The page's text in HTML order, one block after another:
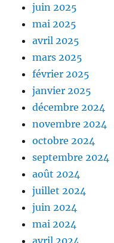
juin 2025
mai 2025
avril 2025
mars 2025
février 2025
janvier 2025
décembre 2024
novembre 2024
octobre 2024
septembre 2024
août 2024
juillet 2024
juin 2024
mai 2024
avril 2024